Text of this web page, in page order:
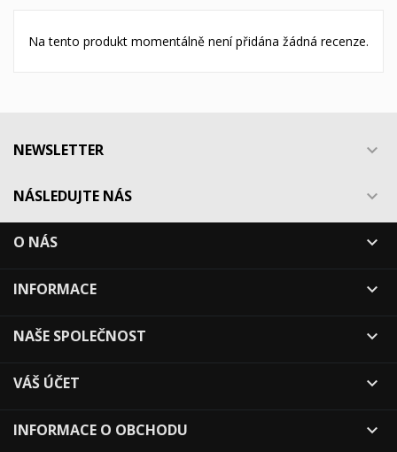
Na tento produkt momentálně není přidána žádná recenze.
NEWSLETTER 
NÁSLEDUJTE NÁS 
O NÁS 
INFORMACE 
NAŠE SPOLEČNOST 
VÁŠ ÚČET 
INFORMACE O OBCHODU 